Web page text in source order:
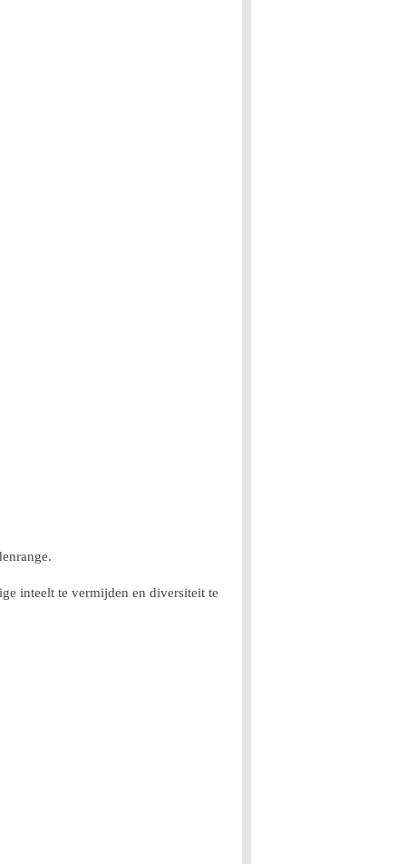
inteelt te vermijden en diversiteit te